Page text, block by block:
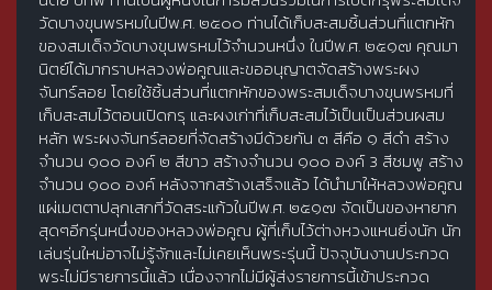
วัดบางขุนพรหมในปีพ.ศ. ๒๕๐๐ ท่านได้เก็บสะสมชิ้นส่วนที่แตกหัก
ของสมเด็จวัดบางขุนพรหมไว้จำนวนหนึ่ง ในปีพ.ศ. ๒๕๑๗ คุณมา
นิตย์ได้มากราบหลวงพ่อคูณและขออนุญาตจัดสร้างพระผง
จันทร์ลอย โดยใช้ชิ้นส่วนที่แตกหักของพระสมเด็จบางขุนพรหมที่
เก็บสะสมไว้ตอนเปิดกรุ และผงเก่าที่เก็บสะสมไว้เป็นเป็นส่วนผสม
หลัก พระผงจันทร์ลอยที่จัดสร้างมีด้วยกัน ๓ สีคือ ๑ สีดำ สร้าง
จำนวน ๑๐๐ องค์ ๒ สีขาว สร้างจำนวน ๑๐๐ องค์ 3 สีชมพู สร้าง
จำนวน ๑๐๐ องค์ หลังจากสร้างเสร็จแล้ว ได้นำมาให้หลวงพ่อคูณ
แผ่เมตตาปลุกเสกที่วัดสระแก้วในปีพ.ศ. ๒๕๑๗ จัดเป็นของหายาก
สุดๆอีกรุ่นหนึ่งของหลวงพ่อคูณ ผู้ที่เก็บไว้ต่างหวงแหนยิ่งนัก นัก
เล่นรุ่นใหม่อาจไม่รู้จักและไม่เคยเห็นพระรุ่นนี้ ปัจจุบันงานประกวด
พระไม่มีรายการนี้แล้ว เนื่องจากไม่มีผู้ส่งรายการนี้เข้าประกวด